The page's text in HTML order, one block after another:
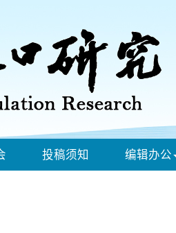
投稿须知 编辑办公